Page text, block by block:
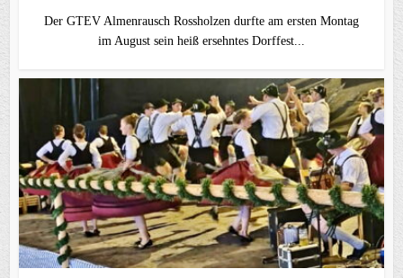
Der GTEV Almenrausch Rossholzen durfte am ersten Montag
im August sein heiß ersehntes Dorffest...